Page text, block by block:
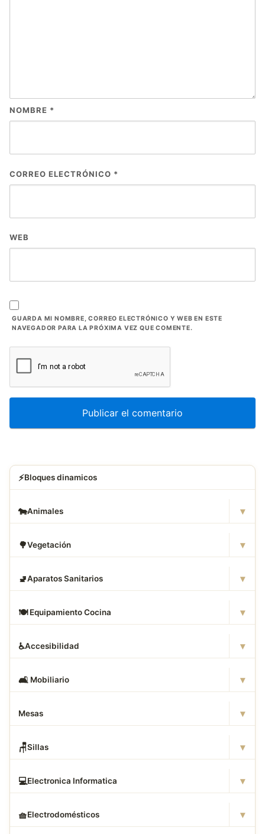
NOMBRE *
CORREO ELECTRÓNICO *
WEB
GUARDA MI NOMBRE, CORREO ELECTRÓNICO Y WEB EN ESTE
NAVEGADOR PARA LA PRÓXIMA VEZ QUE COMENTE.
⚡Bloques dinamicos
🐄Animales ▾
🌳Vegetación ▾
🚽Aparatos Sanitarios ▾
🍽️ Equipamiento Cocina ▾
♿Accesibilidad ▾
🛋 ️ Mobiliario ▾
Mesas ▾
🪑Sillas ▾
💻Electronica Informatica ▾
🧺Electrodomésticos ▾